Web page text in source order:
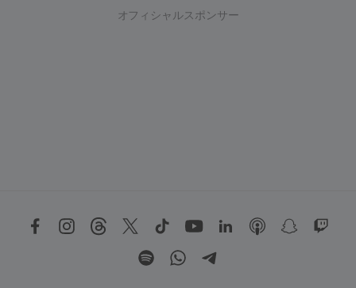
オフィシャルスポンサー